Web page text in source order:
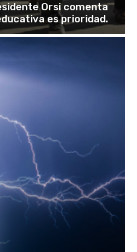
Orsi comenta
es prioridad.